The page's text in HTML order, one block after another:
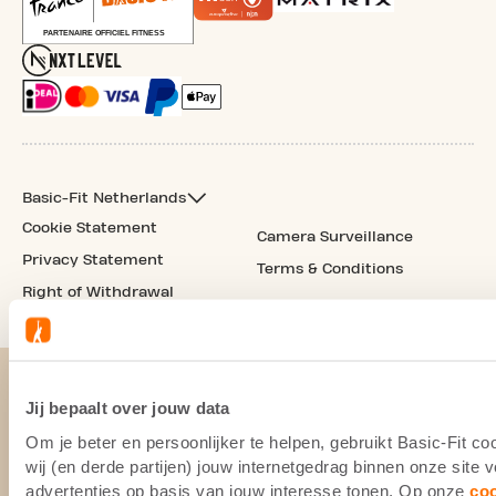
Jij bepaalt over jouw data
Om je beter en persoonlijker te helpen, gebruikt Basic-Fit
wij (en derde partijen) jouw internetgedrag binnen onze site
advertenties op basis van jouw interesse tonen. Op onze
Basic-Fit Netherlands
Cookie Statement
Privacy Statement
Right of Withdrawal
Camera Surveillance
Terms & Conditions